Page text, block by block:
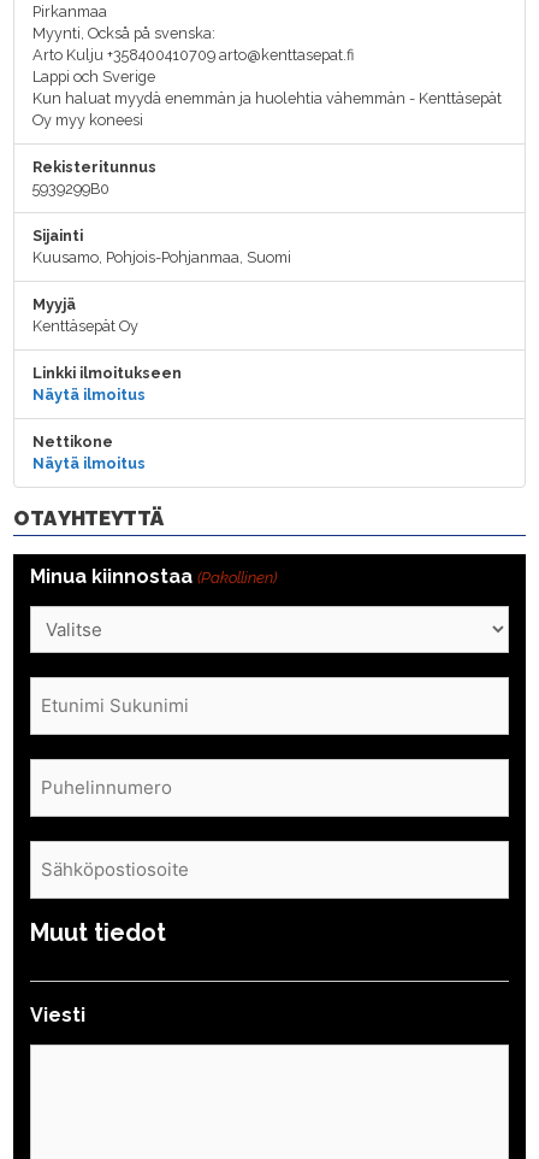
Pirkanmaa
Myynti, Också på svenska:
Arto Kulju +358400410709 arto@kenttasepat.fi
Lappi och Sverige
Kun haluat myydä enemmän ja huolehtia vähemmän - Kenttäsepät
Oy myy koneesi
Rekisteritunnus
5939299B0
Sijainti
Kuusamo, Pohjois-Pohjanmaa, Suomi
Myyjä
Kenttäsepät Oy
Linkki ilmoitukseen
Näytä ilmoitus
Nettikone
Näytä ilmoitus
OTA YHTEYTTÄ
Minua kiinnostaa (Pakollinen)
Nimi
(Pakollinen)
Puhelin
(Pakollinen)
Sähköposti
(Pakollinen)
Muut tiedot
Viesti